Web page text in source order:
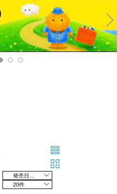
Ne
xt
20件